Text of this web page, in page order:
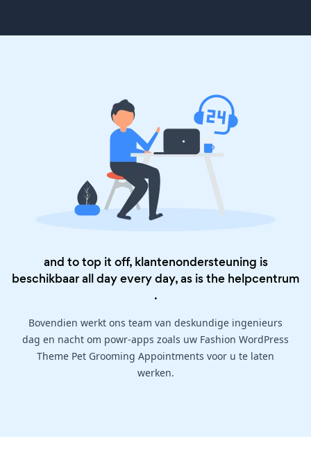
and to top it off, klantenondersteuning is
beschikbaar all day every day, as is the helpcentrum
.
Bovendien werkt ons team van deskundige ingenieurs
dag en nacht om powr-apps zoals uw Fashion WordPress
Theme Pet Grooming Appointments voor u te laten
werken.